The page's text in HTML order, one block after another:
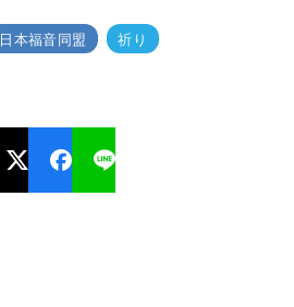
日本福音同盟 祈り